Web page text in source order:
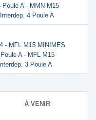
A - MMN M15
4 Poule A
- MFL M15 MINIMES
A - MFL M15
3 Poule A
À VENIR